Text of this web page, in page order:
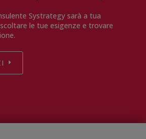
Systrategy sarà a tua
le tue esigenze e trovare